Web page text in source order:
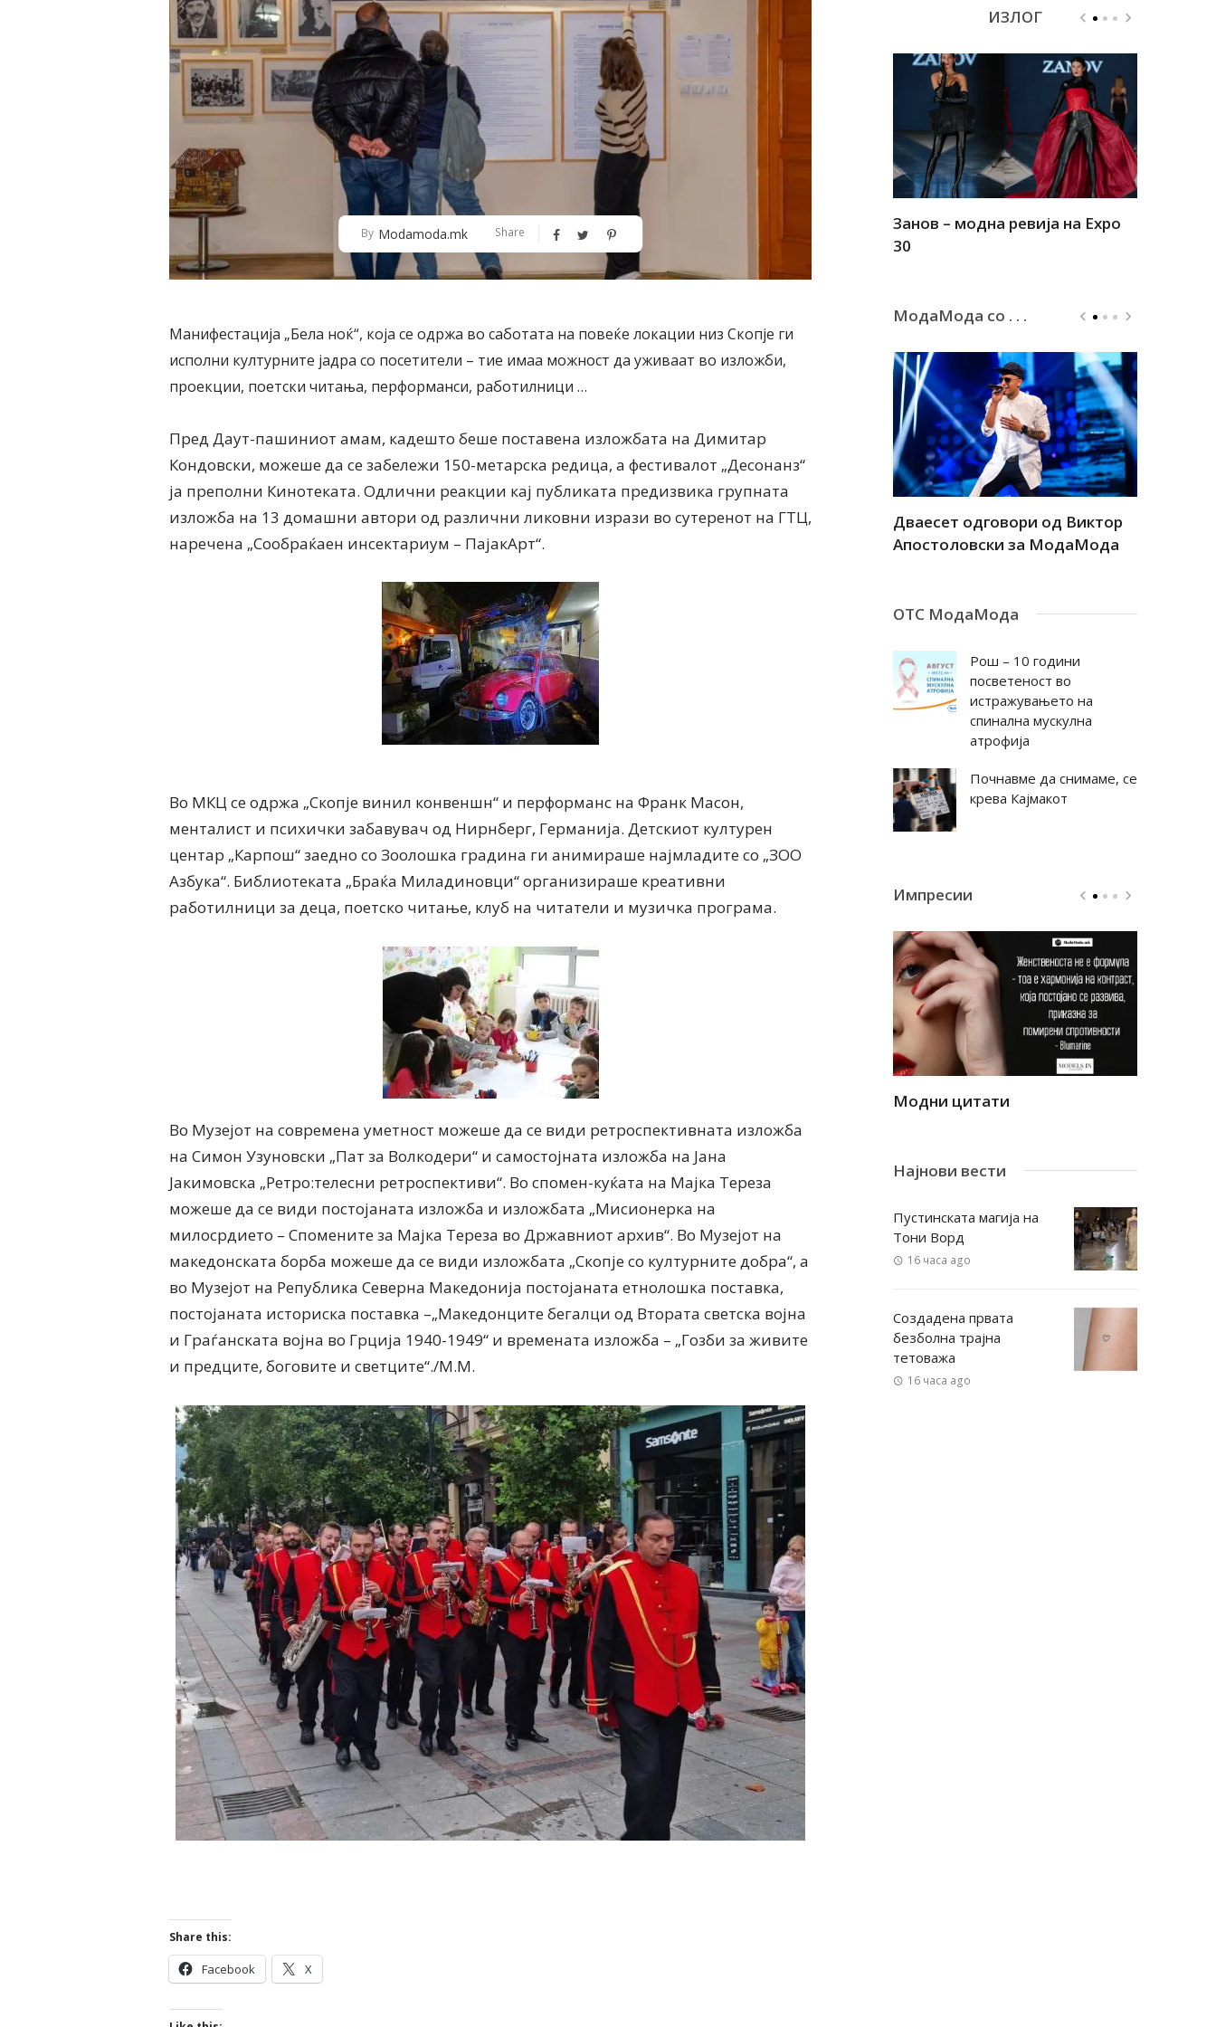
By Modamoda.mk Share
Манифестација „Бела ноќ“, која се одржа во саботата на повеќе локации низ Скопје ги
исполни културните јадра со посетители – тие имаа можност да уживаат во изложби,
проекции, поетски читања, перформанси, работилници …
Пред Даут-пашиниот амам, кадешто беше поставена изложбата на Димитар
Кондовски, можеше да се забележи 150-метарска редица, а фестивалот „Десонанз“
ја преполни Кинотеката. Одлични реакции кај публиката предизвика групната
изложба на 13 домашни автори од различни ликовни изрази во сутеренот на ГТЦ,
наречена „Сообраќаен инсектариум – ПајакАрт“.
Во МКЦ се одржа „Скопје винил конвеншн“ и перформанс на Франк Масон,
менталист и психички забавувач од Нирнберг, Германија. Детскиот културен
центар „Карпош“ заедно со Зоолошка градина ги анимираше најмладите со „ЗОО
Азбука“. Библиотеката „Браќа Миладиновци“ организираше креативни
работилници за деца, поетско читање, клуб на читатели и музичка програма.
Во Музејот на современа уметност можеше да се види ретроспективната изложба
на Симон Узуновски „Пат за Волкодери“ и самостојната изложба на Јана
Јакимовска „Ретро:телесни ретроспективи“. Во спомен-куќата на Мајка Тереза
можеше да се види постојаната изложба и изложбата „Мисионерка на
милосрдието – Спомените за Мајка Тереза во Државниот архив“. Во Музејот на
македонската борба можеше да се види изложбата „Скопје со културните добра“, а
во Музејот на Република Северна Македонија постојаната етнолошка поставка,
постојаната историска поставка –„Македонците бегалци од Втората светска војна
и Граѓанската војна во Грција 1940-1949“ и времената изложба – „Гозби за живите
и предците, боговите и светците“./М.М.
Share this:
Facebook X
ИЗЛОГ
Алшар – модна ревија на Expo
30
Занов – модна ревија на Expo
30
МодаМода со . . .
Дваесет одговори од Милена
Антовска за МодаМода
Дваесет одговори за
Дваесет одговори од Виктор
Апостоловски за МодаМода
ОТС МодаМода
Рош – 10 години
посветеност во
истражувањето на
спинална мускулна
атрофија
Почнавме да снимаме, се
крева Кајмакот
Импресии
Модни цитати Модни цитати
Најнови вести
Пустинската магија на
Тони Ворд
16 часа ago
Создадена првата
безболна трајна
тетоважа
16 часа ago